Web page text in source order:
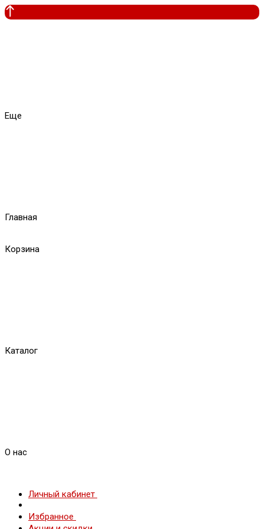
Еще
Главная
Корзина
Каталог
О нас
Личный кабинет
Избранное